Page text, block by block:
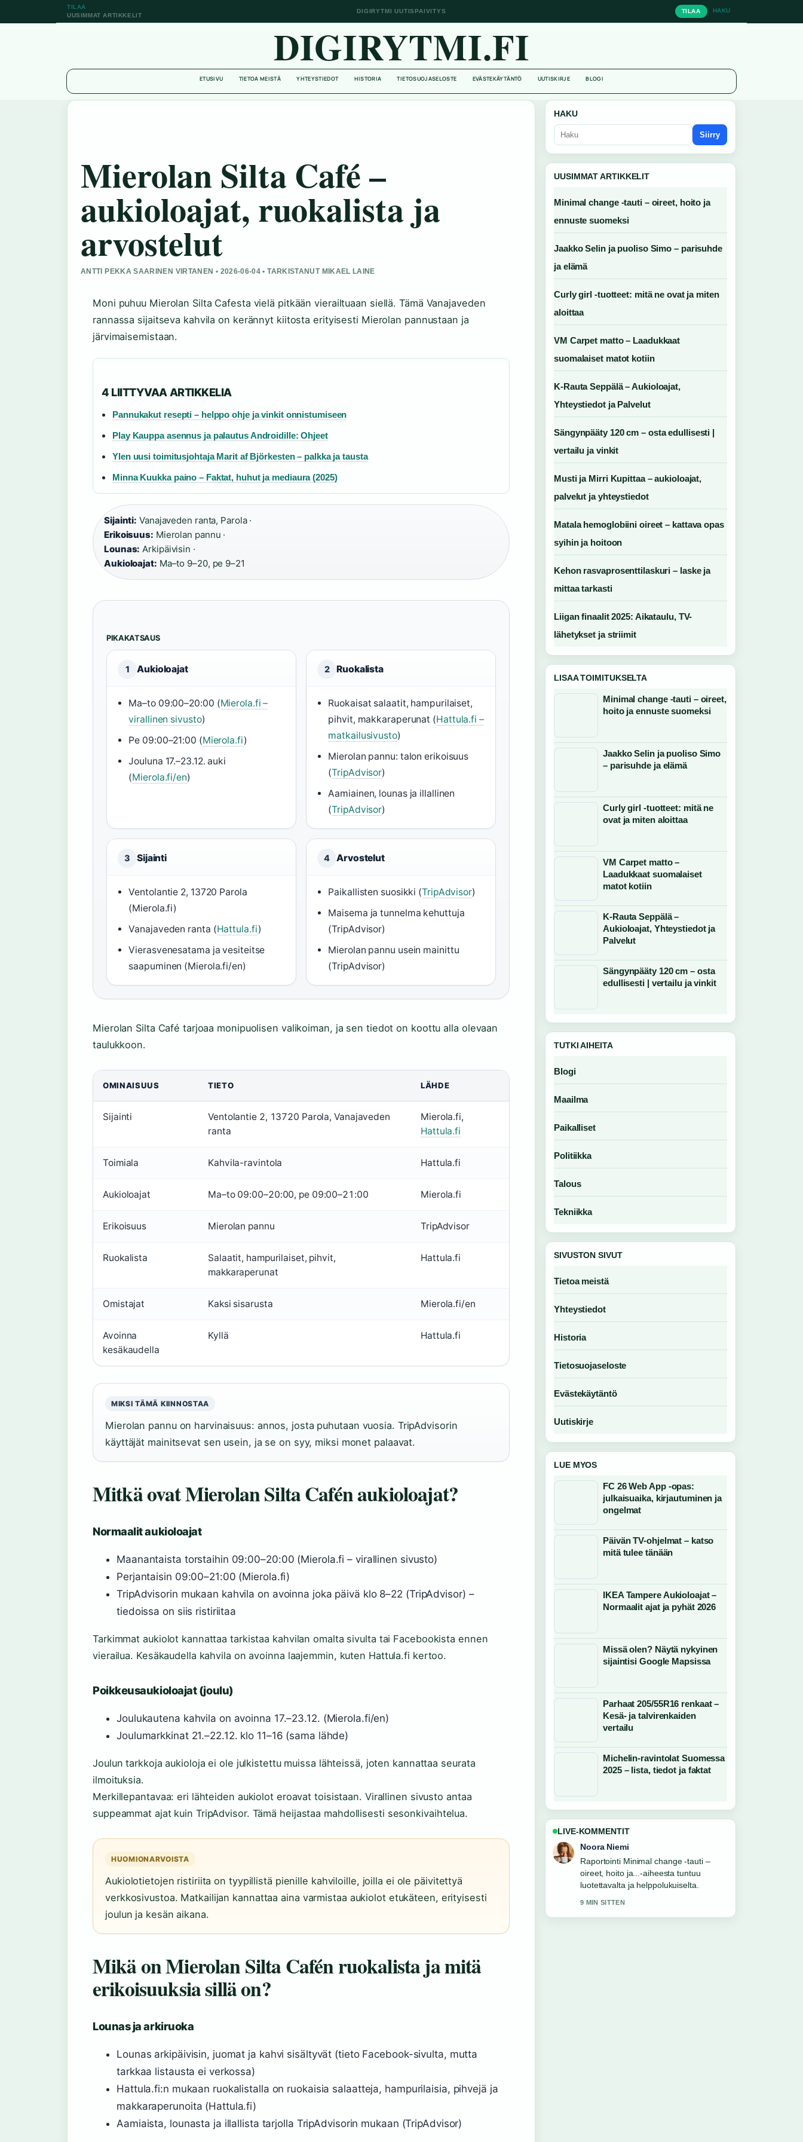
TILAA
UUSIMMAT ARTIKKELIT
DIGIRYTMI UUTISPAIVITYS TILAA HAKU
DIGIRYTMI.FI
ETUSIVU TIETOA MEISTÄ YHTEYSTIEDOT HISTORIA TIETOSUOJASELOSTE EVÄSTEKÄYTÄNTÖ UUTISKIRJE BLOGI
Mierolan Silta Café –
aukioloajat, ruokalista ja
arvostelut
ANTTI PEKKA SAARINEN VIRTANEN • 2026-06-04 • TARKISTANUT MIKAEL LAINE
Moni puhuu Mierolan Silta Cafesta vielä pitkään vierailtuaan siellä. Tämä Vanajaveden
rannassa sijaitseva kahvila on kerännyt kiitosta erityisesti Mierolan pannustaan ja
järvimaisemistaan.
4 LIITTYVAA ARTIKKELIA
Pannukakut resepti – helppo ohje ja vinkit onnistumiseen
Play Kauppa asennus ja palautus Androidille: Ohjeet
Ylen uusi toimitusjohtaja Marit af Björkesten – palkka ja tausta
Minna Kuukka paino – Faktat, huhut ja mediaura (2025)
Sijainti: Vanajaveden ranta, Parola ·
Erikoisuus: Mierolan pannu ·
Lounas: Arkipäivisin ·
Aukioloajat: Ma–to 9–20, pe 9–21
PIKAKATSAUS
1 Aukioloajat
Ma–to 09:00–20:00 (Mierola.fi –
virallinen sivusto)
Pe 09:00–21:00 (Mierola.fi)
Jouluna 17.–23.12. auki
(Mierola.fi/en)
2 Ruokalista
Ruokaisat salaatit, hampurilaiset,
pihvit, makkaraperunat (Hattula.fi –
matkailusivusto)
Mierolan pannu: talon erikoisuus
(TripAdvisor)
Aamiainen, lounas ja illallinen
(TripAdvisor)
3 Sijainti
Ventolantie 2, 13720 Parola
(Mierola.fi)
Vanajaveden ranta (Hattula.fi)
Vierasvenesatama ja vesiteitse
saapuminen (Mierola.fi/en)
4 Arvostelut
Paikallisten suosikki (TripAdvisor)
Maisema ja tunnelma kehuttuja
(TripAdvisor)
Mierolan pannu usein mainittu
(TripAdvisor)
Mierolan Silta Café tarjoaa monipuolisen valikoiman, ja sen tiedot on koottu alla olevaan
taulukkoon.
OMINAISUUS TIETO LÄHDE
Sijainti
Ventolantie 2, 13720 Parola, Vanajaveden
ranta
Mierola.fi,
Hattula.fi
Toimiala Kahvila-ravintola Hattula.fi
Aukioloajat Ma–to 09:00–20:00, pe 09:00–21:00 Mierola.fi
Erikoisuus Mierolan pannu TripAdvisor
Ruokalista
Salaatit, hampurilaiset, pihvit,
makkaraperunat
Hattula.fi
Omistajat Kaksi sisarusta Mierola.fi/en
Avoinna
kesäkaudella
Kyllä Hattula.fi
MIKSI TÄMÄ KIINNOSTAA
Mierolan pannu on harvinaisuus: annos, josta puhutaan vuosia. TripAdvisorin
käyttäjät mainitsevat sen usein, ja se on syy, miksi monet palaavat.
Mitkä ovat Mierolan Silta Cafén aukioloajat?
Normaalit aukioloajat
Maanantaista torstaihin 09:00–20:00 (Mierola.fi – virallinen sivusto)
Perjantaisin 09:00–21:00 (Mierola.fi)
TripAdvisorin mukaan kahvila on avoinna joka päivä klo 8–22 (TripAdvisor) –
tiedoissa on siis ristiriitaa
Tarkimmat aukiolot kannattaa tarkistaa kahvilan omalta sivulta tai Facebookista ennen
vierailua. Kesäkaudella kahvila on avoinna laajemmin, kuten Hattula.fi kertoo.
Poikkeusaukioloajat (joulu)
Joulukautena kahvila on avoinna 17.–23.12. (Mierola.fi/en)
Joulumarkkinat 21.–22.12. klo 11–16 (sama lähde)
Joulun tarkkoja aukioloja ei ole julkistettu muissa lähteissä, joten kannattaa seurata
ilmoituksia.
Merkillepantavaa: eri lähteiden aukiolot eroavat toisistaan. Virallinen sivusto antaa
suppeammat ajat kuin TripAdvisor. Tämä heijastaa mahdollisesti sesonkivaihtelua.
HUOMIONARVOISTA
Aukiolotietojen ristiriita on tyypillistä pienille kahviloille, joilla ei ole päivitettyä
verkkosivustoa. Matkailijan kannattaa aina varmistaa aukiolot etukäteen, erityisesti
joulun ja kesän aikana.
Mikä on Mierolan Silta Cafén ruokalista ja mitä
erikoisuuksia sillä on?
Lounas ja arkiruoka
Lounas arkipäivisin, juomat ja kahvi sisältyvät (tieto Facebook-sivulta, mutta
tarkkaa listausta ei verkossa)
Hattula.fi:n mukaan ruokalistalla on ruokaisia salaatteja, hampurilaisia, pihvejä ja
makkaraperunoita (Hattula.fi)
Aamiaista, lounasta ja illallista tarjolla TripAdvisorin mukaan (TripAdvisor)
HAKU
Siirry
UUSIMMAT ARTIKKELIT
Minimal change -tauti – oireet, hoito ja
ennuste suomeksi
Jaakko Selin ja puoliso Simo – parisuhde
ja elämä
Curly girl -tuotteet: mitä ne ovat ja miten
aloittaa
VM Carpet matto – Laadukkaat
suomalaiset matot kotiin
K-Rauta Seppälä – Aukioloajat,
Yhteystiedot ja Palvelut
Sängynpääty 120 cm – osta edullisesti |
vertailu ja vinkit
Musti ja Mirri Kupittaa – aukioloajat,
palvelut ja yhteystiedot
Matala hemoglobiini oireet – kattava opas
syihin ja hoitoon
Kehon rasvaprosenttilaskuri – laske ja
mittaa tarkasti
Liigan finaalit 2025: Aikataulu, TV-
lähetykset ja striimit
LISAA TOIMITUKSELTA
Minimal change -tauti – oireet,
hoito ja ennuste suomeksi
Jaakko Selin ja puoliso Simo
– parisuhde ja elämä
Curly girl -tuotteet: mitä ne
ovat ja miten aloittaa
VM Carpet matto –
Laadukkaat suomalaiset
matot kotiin
K-Rauta Seppälä –
Aukioloajat, Yhteystiedot ja
Palvelut
Sängynpääty 120 cm – osta
edullisesti | vertailu ja vinkit
TUTKI AIHEITA
Blogi
Maailma
Paikalliset
Politiikka
Talous
Tekniikka
SIVUSTON SIVUT
Tietoa meistä
Yhteystiedot
Historia
Tietosuojaseloste
Evästekäytäntö
Uutiskirje
LUE MYOS
FC 26 Web App -opas:
julkaisuaika, kirjautuminen ja
ongelmat
Päivän TV-ohjelmat – katso
mitä tulee tänään
IKEA Tampere Aukioloajat –
Normaalit ajat ja pyhät 2026
Missä olen? Näytä nykyinen
sijaintisi Google Mapsissa
Parhaat 205/55R16 renkaat –
Kesä- ja talvirenkaiden
vertailu
Michelin-ravintolat Suomessa
2025 – lista, tiedot ja faktat
LIVE-KOMMENTIT
Noora Niemi
Raportointi Minimal change -tauti –
oireet, hoito ja...-aiheesta tuntuu
luotettavalta ja helppolukuiselta.
9 MIN SITTEN